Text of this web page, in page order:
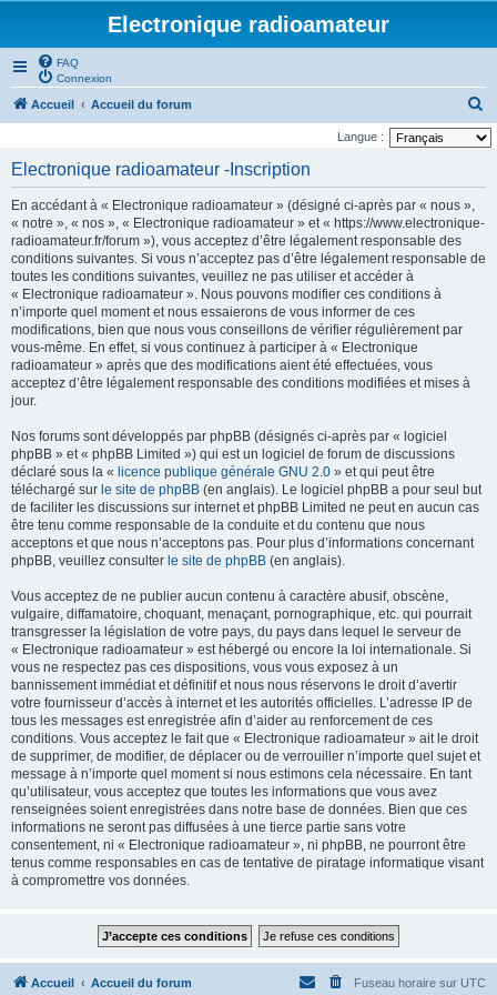
Electronique radioamateur
FAQ
Connexion
Accueil Accueil du forum
e
Langue :
Electronique radioamateur -Inscription
En accédant à « Electronique radioamateur » (désigné ci-après par « nous »,
« notre », « nos », « Electronique radioamateur » et « https://www.electronique-
radioamateur.fr/forum »), vous acceptez d’être légalement responsable des
conditions suivantes. Si vous n’acceptez pas d’être légalement responsable de
toutes les conditions suivantes, veuillez ne pas utiliser et accéder à
« Electronique radioamateur ». Nous pouvons modifier ces conditions à
n’importe quel moment et nous essaierons de vous informer de ces
modifications, bien que nous vous conseillons de vérifier régulièrement par
vous-même. En effet, si vous continuez à participer à « Electronique
radioamateur » après que des modifications aient été effectuées, vous
acceptez d’être légalement responsable des conditions modifiées et mises à
jour.
Nos forums sont développés par phpBB (désignés ci-après par « logiciel
phpBB » et « phpBB Limited ») qui est un logiciel de forum de discussions
déclaré sous la « licence publique générale GNU 2.0 » et qui peut être
téléchargé sur le site de phpBB (en anglais). Le logiciel phpBB a pour seul but
de faciliter les discussions sur internet et phpBB Limited ne peut en aucun cas
être tenu comme responsable de la conduite et du contenu que nous
acceptons et que nous n’acceptons pas. Pour plus d’informations concernant
phpBB, veuillez consulter le site de phpBB (en anglais).
Vous acceptez de ne publier aucun contenu à caractère abusif, obscène,
vulgaire, diffamatoire, choquant, menaçant, pornographique, etc. qui pourrait
transgresser la législation de votre pays, du pays dans lequel le serveur de
« Electronique radioamateur » est hébergé ou encore la loi internationale. Si
vous ne respectez pas ces dispositions, vous vous exposez à un
bannissement immédiat et définitif et nous nous réservons le droit d’avertir
votre fournisseur d’accès à internet et les autorités officielles. L’adresse IP de
tous les messages est enregistrée afin d’aider au renforcement de ces
conditions. Vous acceptez le fait que « Electronique radioamateur » ait le droit
de supprimer, de modifier, de déplacer ou de verrouiller n’importe quel sujet et
message à n’importe quel moment si nous estimons cela nécessaire. En tant
qu’utilisateur, vous acceptez que toutes les informations que vous avez
renseignées soient enregistrées dans notre base de données. Bien que ces
informations ne seront pas diffusées à une tierce partie sans votre
consentement, ni « Electronique radioamateur », ni phpBB, ne pourront être
tenus comme responsables en cas de tentative de piratage informatique visant
à compromettre vos données.
Accueil Accueil du forum Fuseau horaire sur UTC